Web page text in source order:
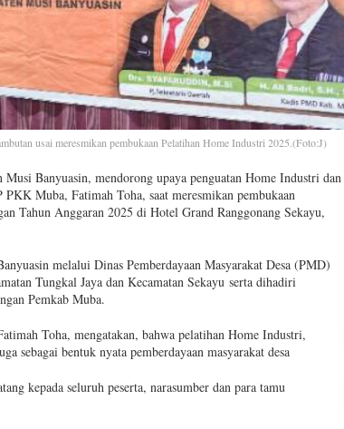
usai meresmikan pembukaan Pelatihan Home Industri 2025.(Foto:J)
Banyuasin, mendorong upaya penguatan Home Industri dan
Muba, Fatimah Toha, saat meresmikan pembukaan
Tahun Anggaran 2025 di Hotel Grand Ranggonang Sekayu,
melalui Dinas Pemberdayaan Masyarakat Desa (PMD)
Tungkal Jaya dan Kecamatan Sekayu serta dihadiri
Pemkab Muba.
Toha, mengatakan, bahwa pelatihan Home Industri,
sebagai bentuk nyata pemberdayaan masyarakat desa
kepada seluruh peserta, narasumber dan para tamu